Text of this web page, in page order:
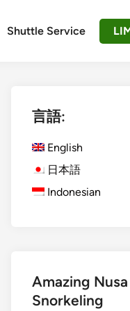
Shuttle Service
言語:
English
日本語
Indonesian
Amazing
Snorkeling